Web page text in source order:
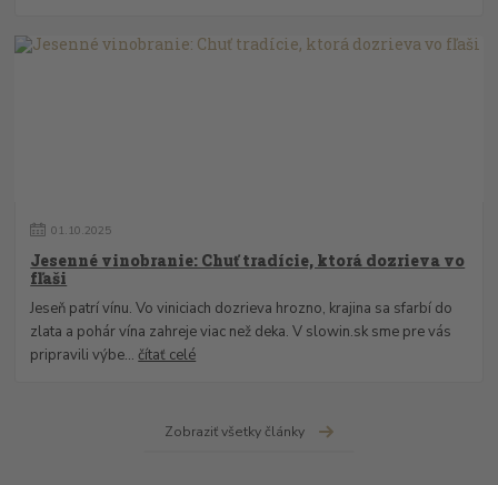
01. 10.2025
Jesenné vinobranie: Chuť tradície, ktorá dozrieva vo
fľaši
Jeseň patrí vínu. Vo viniciach dozrieva hrozno, krajina sa sfarbí do
zlata a pohár vína zahreje viac než deka. V slowin.sk sme pre vás
pripravili výbe...čítať celé
Zobraziť všetky články